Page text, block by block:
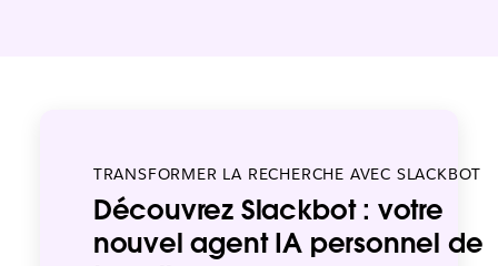
TRANSFORMER LA RECHERCHE AVEC SLACKBOT
Découvrez Slackbot : votre
nouvel agent IA personnel de